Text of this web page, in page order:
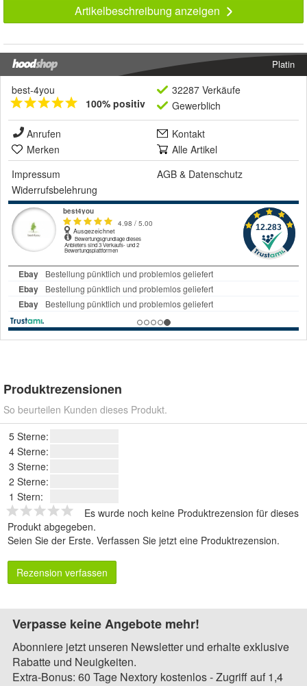
Artikelbeschreibung anzeigen
Platin
best-4you
100% positiv
32287 Verkäufe
Gewerblich
Anrufen
Kontakt
Merken
Alle Artikel
Impressum
AGB & Datenschutz
Widerrufsbelehrung
Produktrezensionen
So beurteilen Kunden dieses Produkt.
5 Sterne:
4 Sterne:
3 Sterne:
2 Sterne:
1 Stern:
Es wurde noch keine Produktrezension für dieses
Produkt abgegeben.
Seien Sie der Erste. Verfassen Sie jetzt eine Produktrezension.
Rezension verfassen
Verpasse keine Angebote mehr!
Abonniere jetzt unseren Newsletter und erhalte exklusive
Rabatte und Neuigkeiten.
Extra-Bonus: 60 Tage Nextory kostenlos - Zugriff auf 1,4